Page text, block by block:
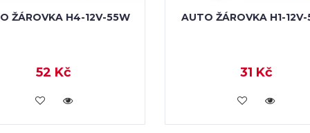
ŽÁROVKA H4-12V-55W
52 Kč
VLOŽIT DO KOŠÍKU
AUTO ŽÁROVKA H1-
31 Kč
VLOŽIT DO KOŠÍKU